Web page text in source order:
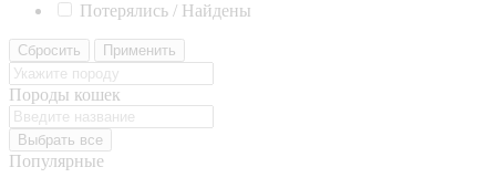
Потерялись / Найдены
Сбросить Применить
Породы кошек
Выбрать все
Популярные